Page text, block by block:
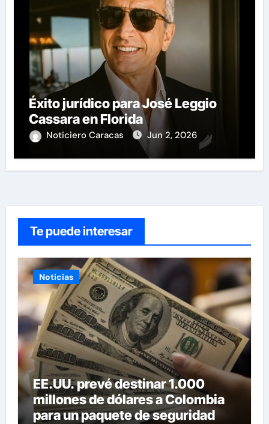
Éxito jurídico para José Leggio
Cassara en Florida
Noticiero Caracas Jun 2, 2026
Te puede interesar
Noticias
EE.UU. prevé destinar 1.000
millones de dólares a Colombia
para un paquete de seguridad